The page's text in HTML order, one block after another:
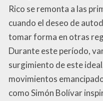
Rico se remonta a las
cuando el deseo de
tomar forma en otras
Durante este período,
surgimiento de este
movimientos
como Simón Bolívar